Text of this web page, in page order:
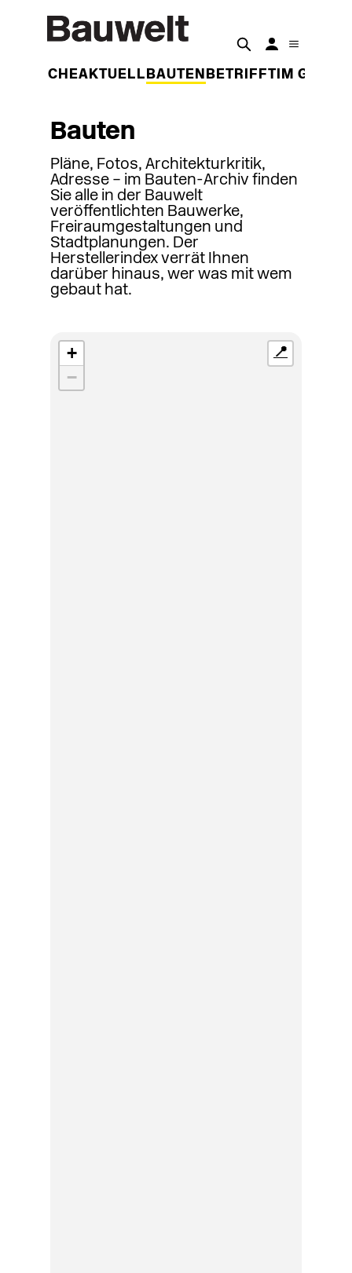
WOCHEAKTUELL BAUTEN BETRIFFT IM
Bauten
Pläne, Fotos, Architekturkritik,
Adresse – im Bauten-Archiv finden
Sie alle in der Bauwelt
veröffentlichten Bauwerke,
Freiraumgestaltungen und
Stadtplanungen. Der
Herstellerindex verrät Ihnen
darüber hinaus, wer was mit wem
gebaut hat.
+
−
📍